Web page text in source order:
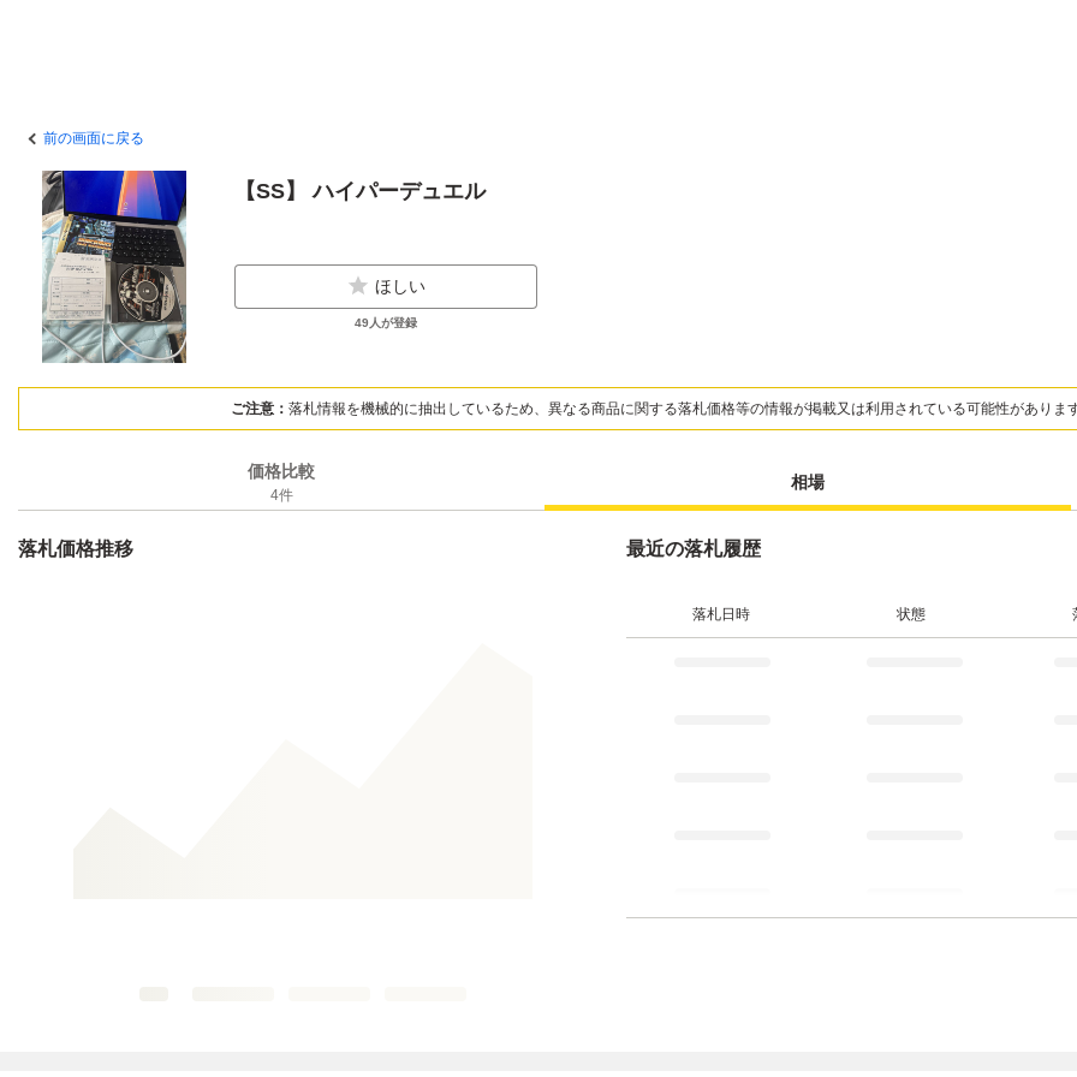
前の画面に戻る
【SS】 ハイパーデュエル
ほしい
49人が登録
ご注意： 落札情報を機械的に抽出しているため、異なる商品に関する落札価格等の情報が掲載又は利用されている可能性がありま
価格比較
4件
相場
落札価格推移 最近の落札履歴
落札日時 状態